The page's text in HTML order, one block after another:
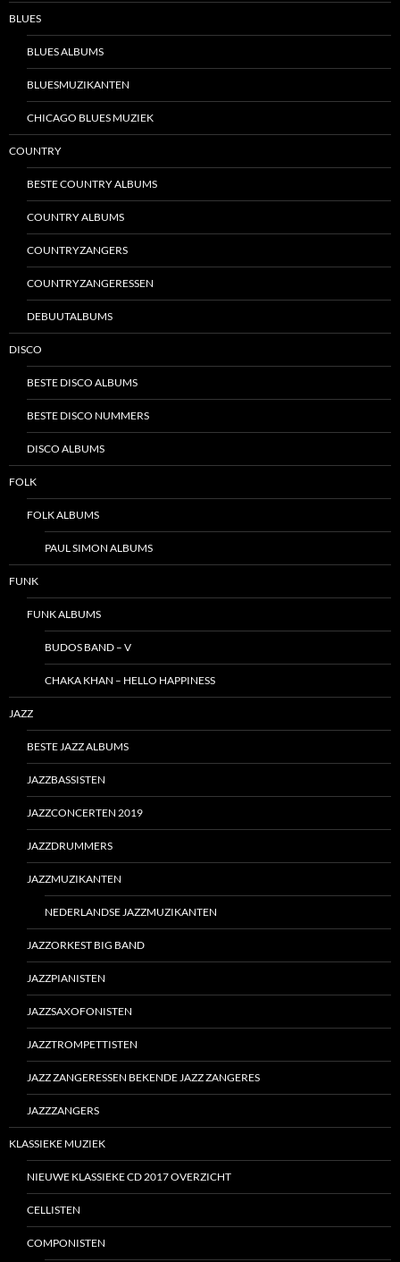
BLUES
BLUES ALBUMS
BLUESMUZIKANTEN
CHICAGO BLUES MUZIEK
COUNTRY
BESTE COUNTRY ALBUMS
COUNTRY ALBUMS
COUNTRYZANGERS
COUNTRYZANGERESSEN
DEBUUTALBUMS
DISCO
BESTE DISCO ALBUMS
BESTE DISCO NUMMERS
DISCO ALBUMS
FOLK
FOLK ALBUMS
PAUL SIMON ALBUMS
FUNK
FUNK ALBUMS
BUDOS BAND – V
CHAKA KHAN – HELLO HAPPINESS
JAZZ
BESTE JAZZ ALBUMS
JAZZBASSISTEN
JAZZCONCERTEN 2019
JAZZDRUMMERS
JAZZMUZIKANTEN
NEDERLANDSE JAZZMUZIKANTEN
JAZZORKEST BIG BAND
JAZZPIANISTEN
JAZZSAXOFONISTEN
JAZZTROMPETTISTEN
JAZZ ZANGERESSEN BEKENDE JAZZ ZANGERES
JAZZZANGERS
KLASSIEKE MUZIEK
NIEUWE KLASSIEKE CD 2017 OVERZICHT
CELLISTEN
COMPONISTEN